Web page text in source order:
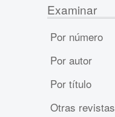
Examinar
Por número
Por autor
Por título
Otras revistas